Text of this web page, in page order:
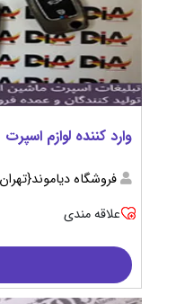
وارد کننده لوازم
فروشگاه
علاقه مندی